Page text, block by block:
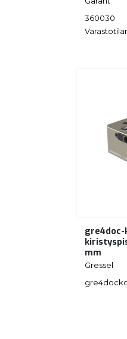
360030
gre4doc-
mm
Gressel